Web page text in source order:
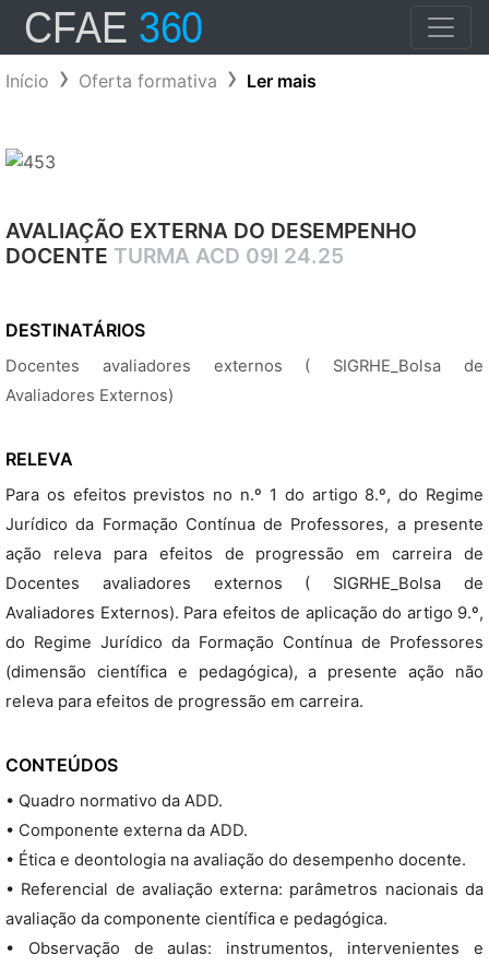
Início Oferta formativa Ler mais
AVALIAÇÃO EXTERNA DO DESEMPENHO
DOCENTE TURMA ACD 09I 24.25
DESTINATÁRIOS
Docentes avaliadores externos ( SIGRHE_Bolsa de
Avaliadores Externos)
RELEVA
Para os efeitos previstos no n.º 1 do artigo 8.º, do Regime
Jurídico da Formação Contínua de Professores, a presente
ação releva para efeitos de progressão em carreira de
Docentes avaliadores externos ( SIGRHE_Bolsa de
Avaliadores Externos). Para efeitos de aplicação do artigo 9.º,
do Regime Jurídico da Formação Contínua de Professores
(dimensão científica e pedagógica), a presente ação não
releva para efeitos de progressão em carreira.
CONTEÚDOS
• Quadro normativo da ADD.
• Componente externa da ADD.
• Ética e deontologia na avaliação do desempenho docente.
• Referencial de avaliação externa: parâmetros nacionais da
avaliação da componente científica e pedagógica.
• Observação de aulas: instrumentos, intervenientes e